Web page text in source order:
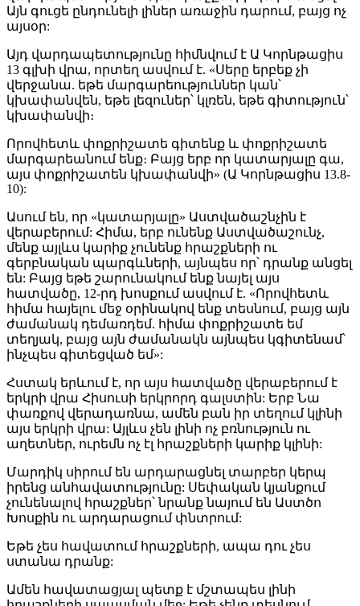
Այն գուցե ընդունելի լիներ առաջին դարում, բայց ոչ
այսօր:
Այդ վարդապետությունը հիմնվում է Ա Կորնթացիս
13 գլխի վրա, որտեղ ասվում է. «Սերը երբեք չի
վերջանա. եթե մարգարեություններ կան՝
կխափանվեն, եթե լեզուներ՝ կլռեն, եթե գիտություն՝
կխափանվի։
Որովհետև փոքրիշատե գիտենք և փոքրիշատե
մարգարեանում ենք։ Բայց երբ որ կատարյալը գա,
այս փոքրիշատեն կխափանվի» (Ա Կորնթացիս 13.8-
10):
Ասում են, որ «կատարյալը» Աստվածաշնչին է
վերաբերում: Հիմա, երբ ունենք Աստվածաշունչ,
մենք այլևս կարիք չունենք հրաշքների ու
գերբնական պարգևների, այնպես որ՝ դրանք անցել
են: Բայց եթե շարունակում ենք նայել այս
հատվածը, 12-րդ խոսքում ասվում է. «Որովհետև
հիմա հայելու մեջ օրինակով ենք տեսնում, բայց այն
ժամանակ դեմառդեմ. հիմա փոքրիշատե եմ
տեղյակ, բայց այն ժամանակն այնպես կգիտենամ՝
ինչպես գիտեցված եմ»:
Հստակ երևում է, որ այս հատվածը վերաբերում է
երկրի վրա Հիսուսի երկրորդ գալստին: Երբ Նա
փառքով վերադառնա, ամեն բան իր տեղում կլինի
այս երկրի վրա: Այլևս չեն լինի ոչ բռնություն ու
աղետներ, ուրեմն ոչ էլ հրաշքների կարիք կլինի:
Մարդիկ սիրում են արդարացնել տարբեր կերպ
իրենց անհավատությունը: Սեփական կյանքում
չունենալով հրաշքներ՝ նրանք նայում են Աստծո
Խոսքին ու արդարացում փնտրում:
Եթե չես հավատում հրաշքների, ապա դու չես
ստանա դրանք:
Ամեն հավատացյալ պետք է մշտապես լինի